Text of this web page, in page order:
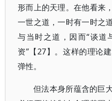
形而上的天理。在他看来
一世之道，一时有一时之
与当时之道，因而“谈道
资”【27】。这样的理论
弹性。
但法本身所蕴含的巨